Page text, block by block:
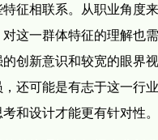
征相联系。从职业角度
这一群体特征的理解也
创新意识和较宽的眼界
还可能是有志于这一行
和设计才能更有针对性。